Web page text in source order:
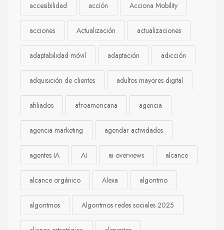
accesibilidad acción Acciona Mobility
acciones Actualización actualizaciones
adaptabilidad móvil adaptación adicción
adquisición de clientes adultos mayores digital
afiliados afroamericana agencia
agencia marketing agendar actividades
agentes IA AI ai-overviews alcance
alcance orgánico Alexa algoritmo
algoritmos Algoritmos redes sociales 2025